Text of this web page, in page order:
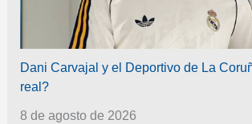
Dani Carvajal y el Deportivo de La
real?
8 de agosto de 2026